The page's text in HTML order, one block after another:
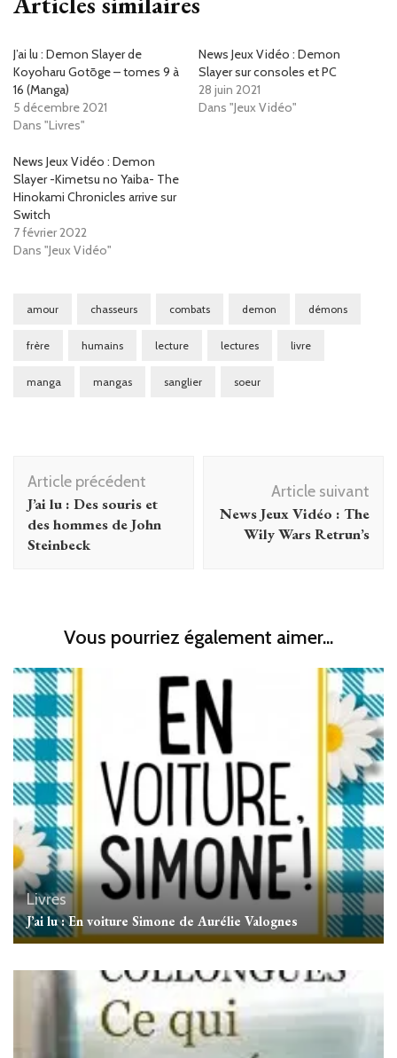
J’ai lu : Demon Slayer de
Koyoharu Gotōge – tomes 9 à
16 (Manga)
5 décembre 2021
Dans "Livres"
News Jeux Vidéo : Demon
Slayer sur consoles et PC
28 juin 2021
Dans "Jeux Vidéo"
News Jeux Vidéo : Demon
Slayer -Kimetsu no Yaiba- The
Hinokami Chronicles arrive sur
Switch
7 février 2022
Dans "Jeux Vidéo"
amour chasseurs combats demon démons
frère humains lecture lectures livre
manga mangas sanglier soeur
Navigation
d'article
Article précédent
J’ai lu : Des souris et
des hommes de John
Steinbeck
Article suivant
News Jeux Vidéo : The
Wily Wars Retrun’s
Vous pourriez également aimer...
Livres
J’ai lu : En voiture Simone de Aurélie Valognes